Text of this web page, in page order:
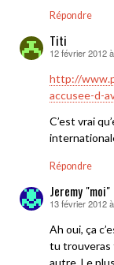
Répondre
Titi
dit :
12 février 2012
http://
accusee-d-
C’est vrai
Répondre
Jeremy "moi"
dit :
13 février 2012
Ah oui, ça
tu trouveras